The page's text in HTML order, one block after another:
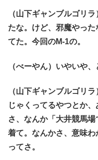
（山下ギャンブルゴリ
たな。けど、邪魔やっ
てた。今回のM-1の。
（べーやん）いやいや
（山下ギャンブルゴリ
じゃくってるやつとか
さ、なんか「大井競馬
着て。なんかさ、意味
ってさ。